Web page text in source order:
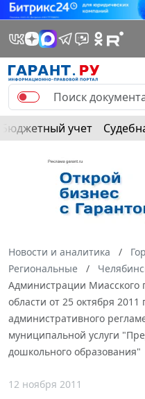
Бюджетный учет
Новости и аналитика
Региональные
Администрации Миасского
области от 25 октября
административного
муниципальной услуги
дошкольного образования"
12 ноября 2011